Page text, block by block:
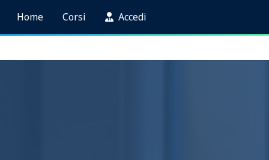
Home Corsi Accedi